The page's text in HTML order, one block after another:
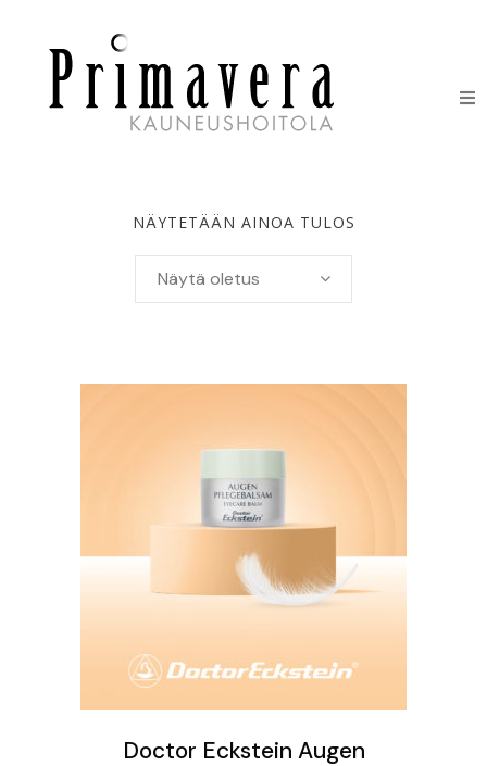
IHONHOITOTUOTTEET
Ostoskori
NÄYTETÄÄN AINOA TULOS
Näytä oletus
LISÄÄ OSTOSKORIIN
Doctor Eckstein Augen